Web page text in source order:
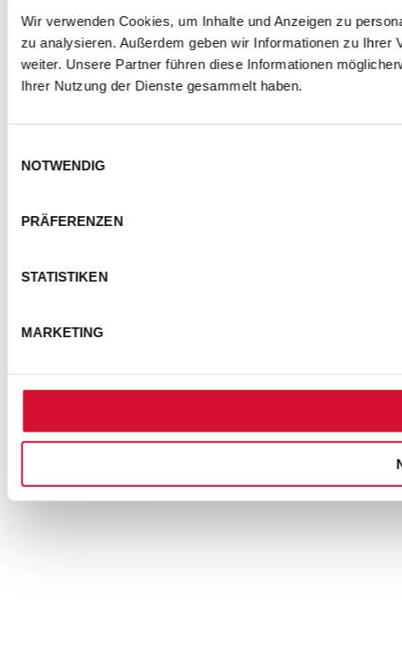
Wir verwenden Cookies, um Inhalte und Anzeigen zu
zu analysieren. Außerdem geben wir Informationen zu
weiter. Unsere Partner führen diese Informationen
Ihrer Nutzung der Dienste gesammelt haben.
NOTWENDIG
PRÄFERENZEN
STATISTIKEN
MARKETING